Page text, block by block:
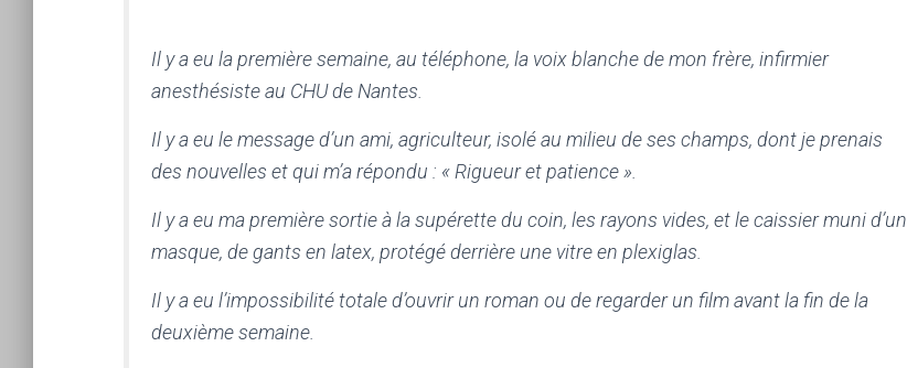
Il y a eu la première semaine, au téléphone, la voix blanche de mon frère, infirmier
anesthésiste au CHU de Nantes.
Il y a eu le message d’un ami, agriculteur, isolé au milieu de ses champs, dont je prenais
des nouvelles et qui m’a répondu : « Rigueur et patience ».
Il y a eu ma première sortie à la supérette du coin, les rayons vides, et le caissier muni d’un
masque, de gants en latex, protégé derrière une vitre en plexiglas.
Il y a eu l’impossibilité totale d’ouvrir un roman ou de regarder un film avant la fin de la
deuxième semaine.